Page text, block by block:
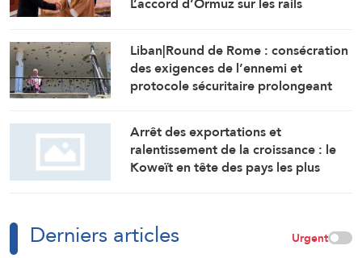
Liban|Round de Rome : consécration
des exigences de l’ennemi et
protocole sécuritaire prolongeant
Arrêt des exportations et
ralentissement de la croissance : le
Koweït en tête des pays les plus
Derniers articles Urgent